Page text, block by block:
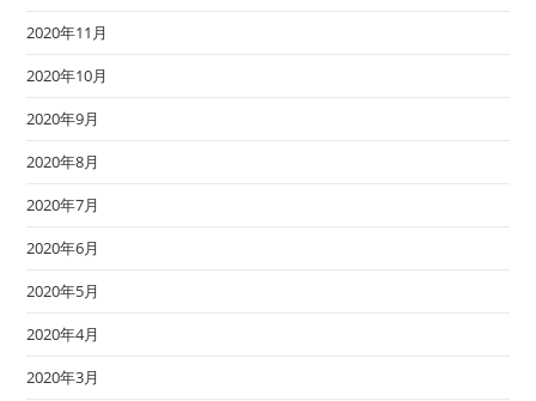
2020年11月
2020年10月
2020年9月
2020年8月
2020年7月
2020年6月
2020年5月
2020年4月
2020年3月